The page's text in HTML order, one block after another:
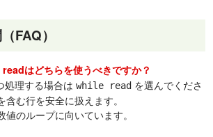
FAQ）
はどちらを使うべきですか？
処理する場合はwhile read を選んでくださ
む行を安全に扱えます。
のループに向いています。